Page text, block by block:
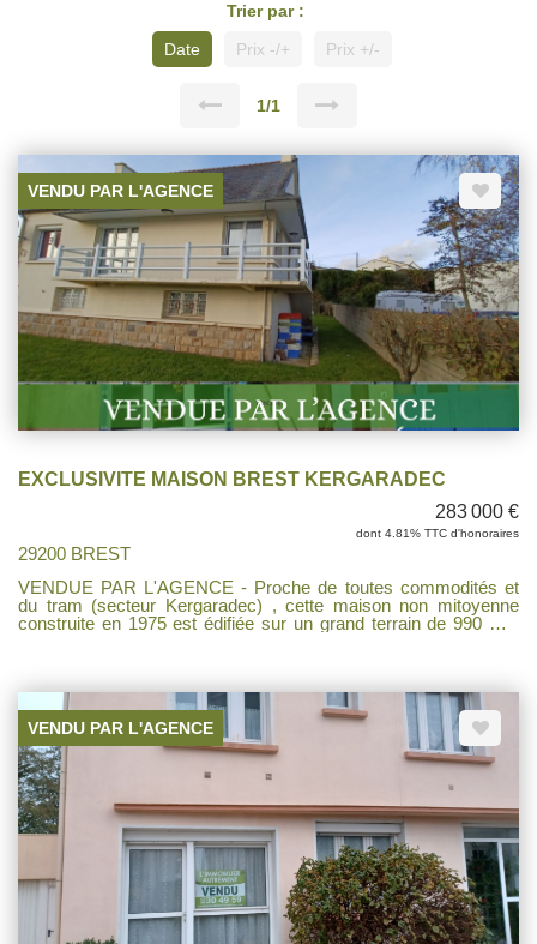
Trier par :
Date
Prix -/+ Prix +/-
1/1
VENDU PAR L'AGENCE
EXCLUSIVITE MAISON BREST KERGARADEC
283 000 €
dont 4.81% TTC d'honoraires
29200 BREST
VENDUE PAR L'AGENCE - Proche de toutes commodités et
du tram (secteur Kergaradec) , cette maison non mitoyenne
construite en 1975 est édifiée sur un grand terrain de 990 m2.
trois chambres et un WC. A l'étage une suite parentale de plus
de 27m2 avec dressing, coin nuit et salle de bains, la douche et
la baignoire sont à finir selon vos goûts. Un sous-sol complet
pour les bricoleurs. Un joli projet pour ceux qui souhaite
personnaliser leur maison.
VENDU PAR L'AGENCE